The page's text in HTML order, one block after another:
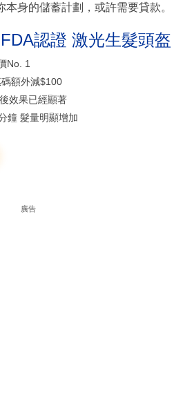
身的儲蓄計劃，或許需要貸款。
認證 激光生髮頭盔
No. 1
額外減$100
效果已經顯著
鐘 髮量明顯增加
廣告